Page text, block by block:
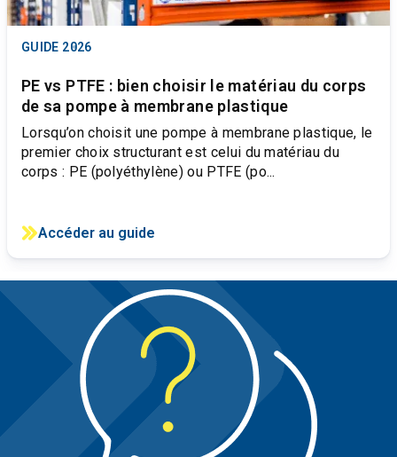
GUIDE 2026
PE vs PTFE : bien choisir le matériau du corps
de sa pompe à membrane plastique
Lorsqu’on choisit une pompe à membrane plastique, le
premier choix structurant est celui du matériau du
corps : PE (polyéthylène) ou PTFE (po...
Accéder au guide